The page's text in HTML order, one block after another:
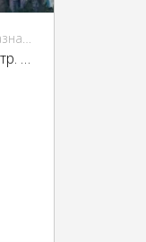
Инвестиции в помещение свободного назначения (ПСН)
ЦАО, г Москва, Шмитовский пр-д, 3, стр. 1, 3